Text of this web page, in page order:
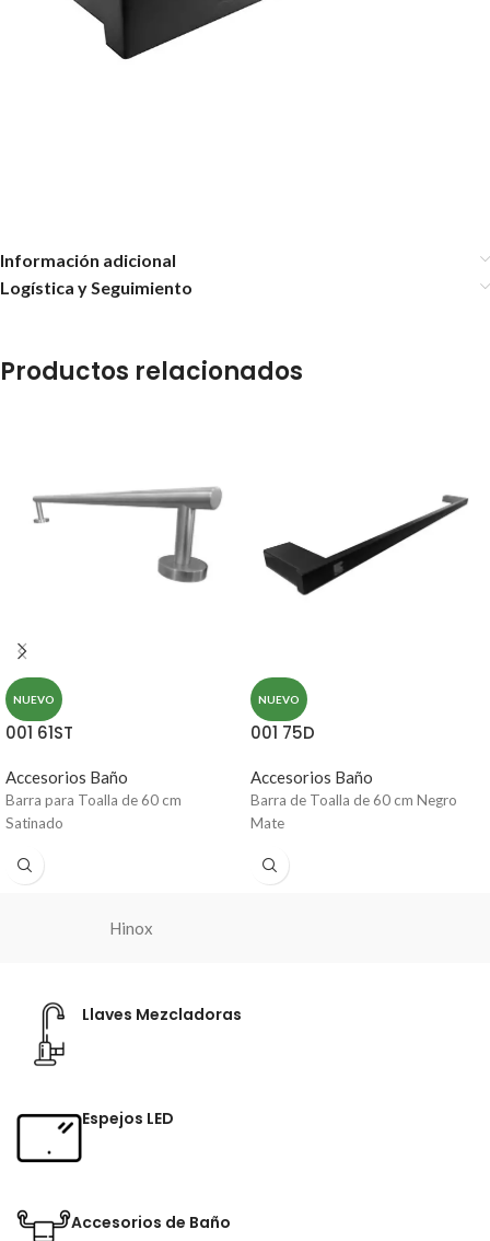
Información adicional
Logística y Seguimiento
Productos relacionados
NUEVO
001 61ST
Accesorios Baño
Barra para Toalla de 60 cm
Satinado
NUEVO
001 75D
Accesorios Baño
Barra de Toalla de 60 cm Negro
Mate
Hinox
Llaves Mezcladoras
Espejos LED
Accesorios de Baño